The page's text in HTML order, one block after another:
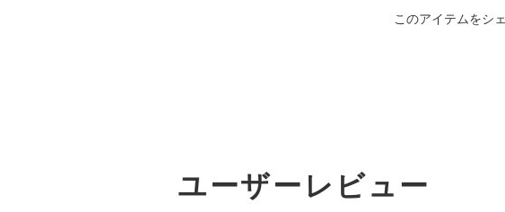
このアイテムをシ
ユーザーレビュー